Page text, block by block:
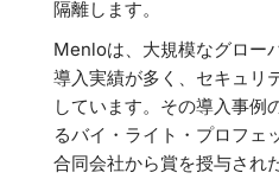
隔離します。
Menloは、大規模なグロー
導入実績が多く、セキュリ
しています。その導入事例
るバイ・ライト・プロフェ
合同会社から賞を授与され